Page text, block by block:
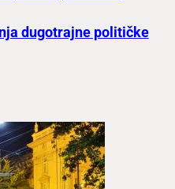
dugotrajne političke